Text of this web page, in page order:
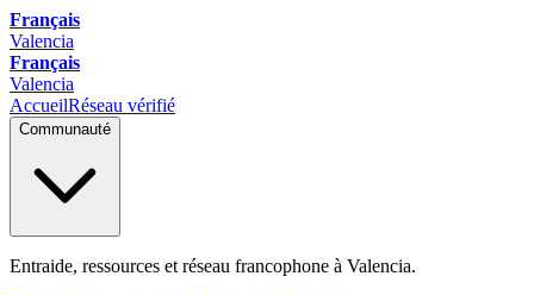
Français
Valencia
Français
Valencia
AccueilRéseau vérifié
Communauté
Entraide, ressources et réseau francophone à Valencia.